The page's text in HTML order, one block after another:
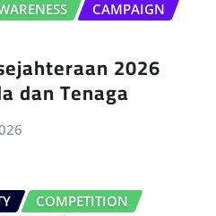
CAMPAIGN
2026
dan Tenaga
COMPETITION